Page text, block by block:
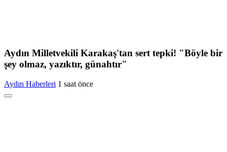
Aydın Milletvekili Karakaş'tan sert tepki! "Böyle bir
şey olmaz, yazıktır, günahtır"
Aydın Haberleri 1 saat önce